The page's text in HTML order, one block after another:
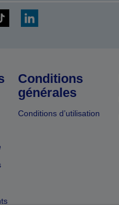
Conditions
générales
Conditions d’utilisation